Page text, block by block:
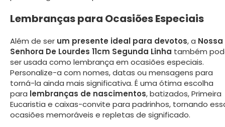
Lembranças para Ocasiões Especiais
Além de ser um presente ideal para devotos, a Nossa
Senhora De Lourdes 11cm Segunda Linha também
ser usada como lembrança em ocasiões especiais.
Personalize-a com nomes, datas ou mensagens para
torná-la ainda mais significativa. É uma ótima escolha
para lembranças de nascimentos, batizados, Primeira
Eucaristia e caixas-convite para padrinhos, tornando
ocasiões memoráveis e repletas de significado.